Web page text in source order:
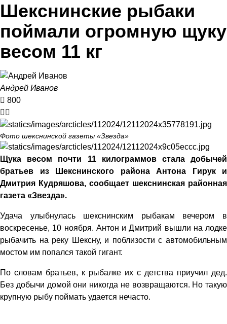
Шекснинские рыбаки
поймали огромную щуку
весом 11 кг
Андрей Иванов
800
Фото шекснинской газеты «Звезда»
Щука весом почти 11 килограммов стала добычей
братьев из Шекснинского района Антона Гирук и
Дмитрия Кудряшова, сообщает шекснинская районная
газета «Звезда».
Удача улыбнулась шекснинским рыбакам вечером в
воскресенье, 10 ноября. Антон и Дмитрий вышли на лодке
рыбачить на реку Шексну, и поблизости с автомобильным
мостом им попался такой гигант.
По словам братьев, к рыбалке их с детства приучил дед.
Без добычи домой они никогда не возвращаются. Но такую
крупную рыбу поймать удается нечасто.